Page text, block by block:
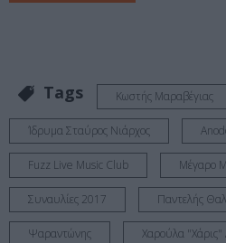
Tags Κωστής Μαραβέγιας
Ίδρυμα Σταύρος Νιάρχος
Fuzz Live Music Club Μέγαρο
Συναυλίες 2017 Παντελής
Ψαραντώνης Χαρούλα "Χάρις"